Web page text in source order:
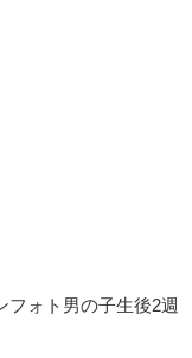
フォト男の子生後2週